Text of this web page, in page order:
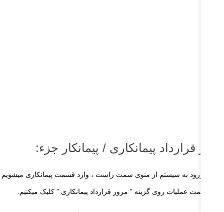
قرارداد پیمانکاری / پیمانکار جزء:
از ورود به سیستم از منوی سمت راست ، وارد قسمت پیمانکاری میشویم
در قسمت عملیات روی گزینه ” مرور قرارداد پیمانکاری ” کلیک میکنیم.